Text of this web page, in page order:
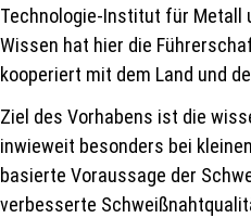
Technologie-Institut für Metall
Wissen hat hier die
kooperiert mit dem Land und
Ziel des Vorhabens ist die
inwieweit besonders bei
basierte Voraussage der
verbesserte